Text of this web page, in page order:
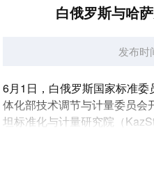
白俄罗斯与哈
发布时
6月1日，白俄罗斯国家标准委
体化部技术调节与计量委员会
坦标准化与计量研究院（